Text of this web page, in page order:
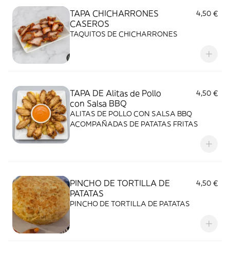
TAPA CHICHARRONES
CASEROS
4,50 €
TAQUITOS DE CHICHARRONES
TAPA DE Alitas de Pollo
con Salsa BBQ
4,50 €
ALITAS DE POLLO CON SALSA BBQ
ACOMPAÑADAS DE PATATAS FRITAS
PINCHO DE TORTILLA DE
PATATAS
4,50 €
PINCHO DE TORTILLA DE PATATAS